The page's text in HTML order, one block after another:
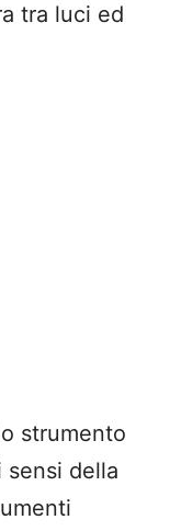
tra luci ed
strumento
della